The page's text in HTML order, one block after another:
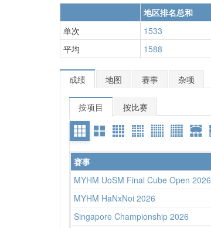
地区排名总和
单次
1533
平均
1588
成绩 地图 赛事 杂项
按项目 按比赛
赛事
MYHM UoSM Final Cube Open 2026
MYHM HaNxNoi 2026
Singapore Championship 2026